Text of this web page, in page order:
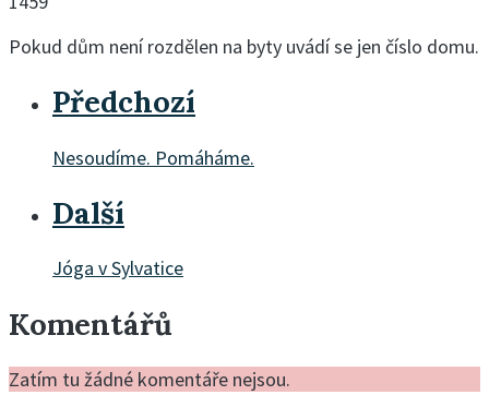
Pokud dům není rozdělen na byty uvádí se jen číslo domu.
Předchozí
Nesoudíme. Pomáháme.
Další
Jóga v Sylvatice
Komentářů
Zatím tu žádné komentáře nejsou.